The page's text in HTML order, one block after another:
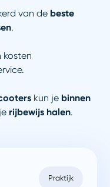
van de beste
.
kosten
kun je binnen
rijbewijs halen.
Praktijk